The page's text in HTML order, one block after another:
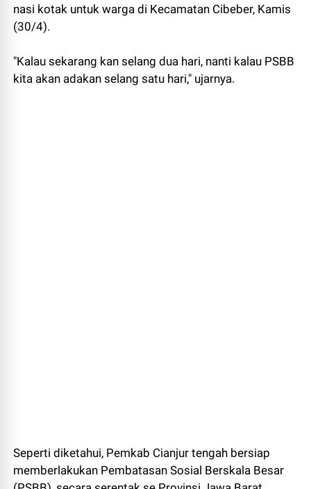
nasi kotak untuk warga di Kecamatan Cibeber, Kamis
(30/4).
"Kalau sekarang kan selang dua hari, nanti kalau PSBB
kita akan adakan selang satu hari," ujarnya.
Seperti diketahui, Pemkab Cianjur tengah bersiap
memberlakukan Pembatasan Sosial Berskala Besar